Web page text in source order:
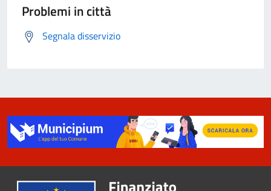
Problemi in città
Segnala disservizio